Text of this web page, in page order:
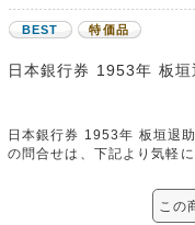
BEST 特価品
日本銀行券 1953年 板
日本銀行券 1953年 板垣退
の問合せは、下記より気軽に
この